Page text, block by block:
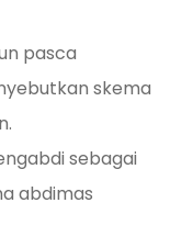
pasca
skema
sebagai
abdimas